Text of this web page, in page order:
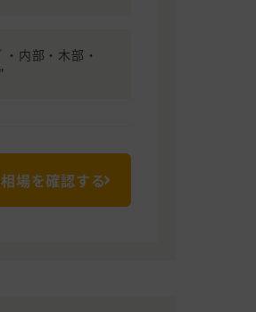
内部・木部・
相場を確認する